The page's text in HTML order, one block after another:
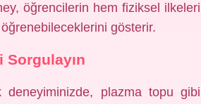
öğrencilerin hem fiziksel ilkeleri
gösterir.
Sorgulayın
deneyiminizde, plazma topu gibi